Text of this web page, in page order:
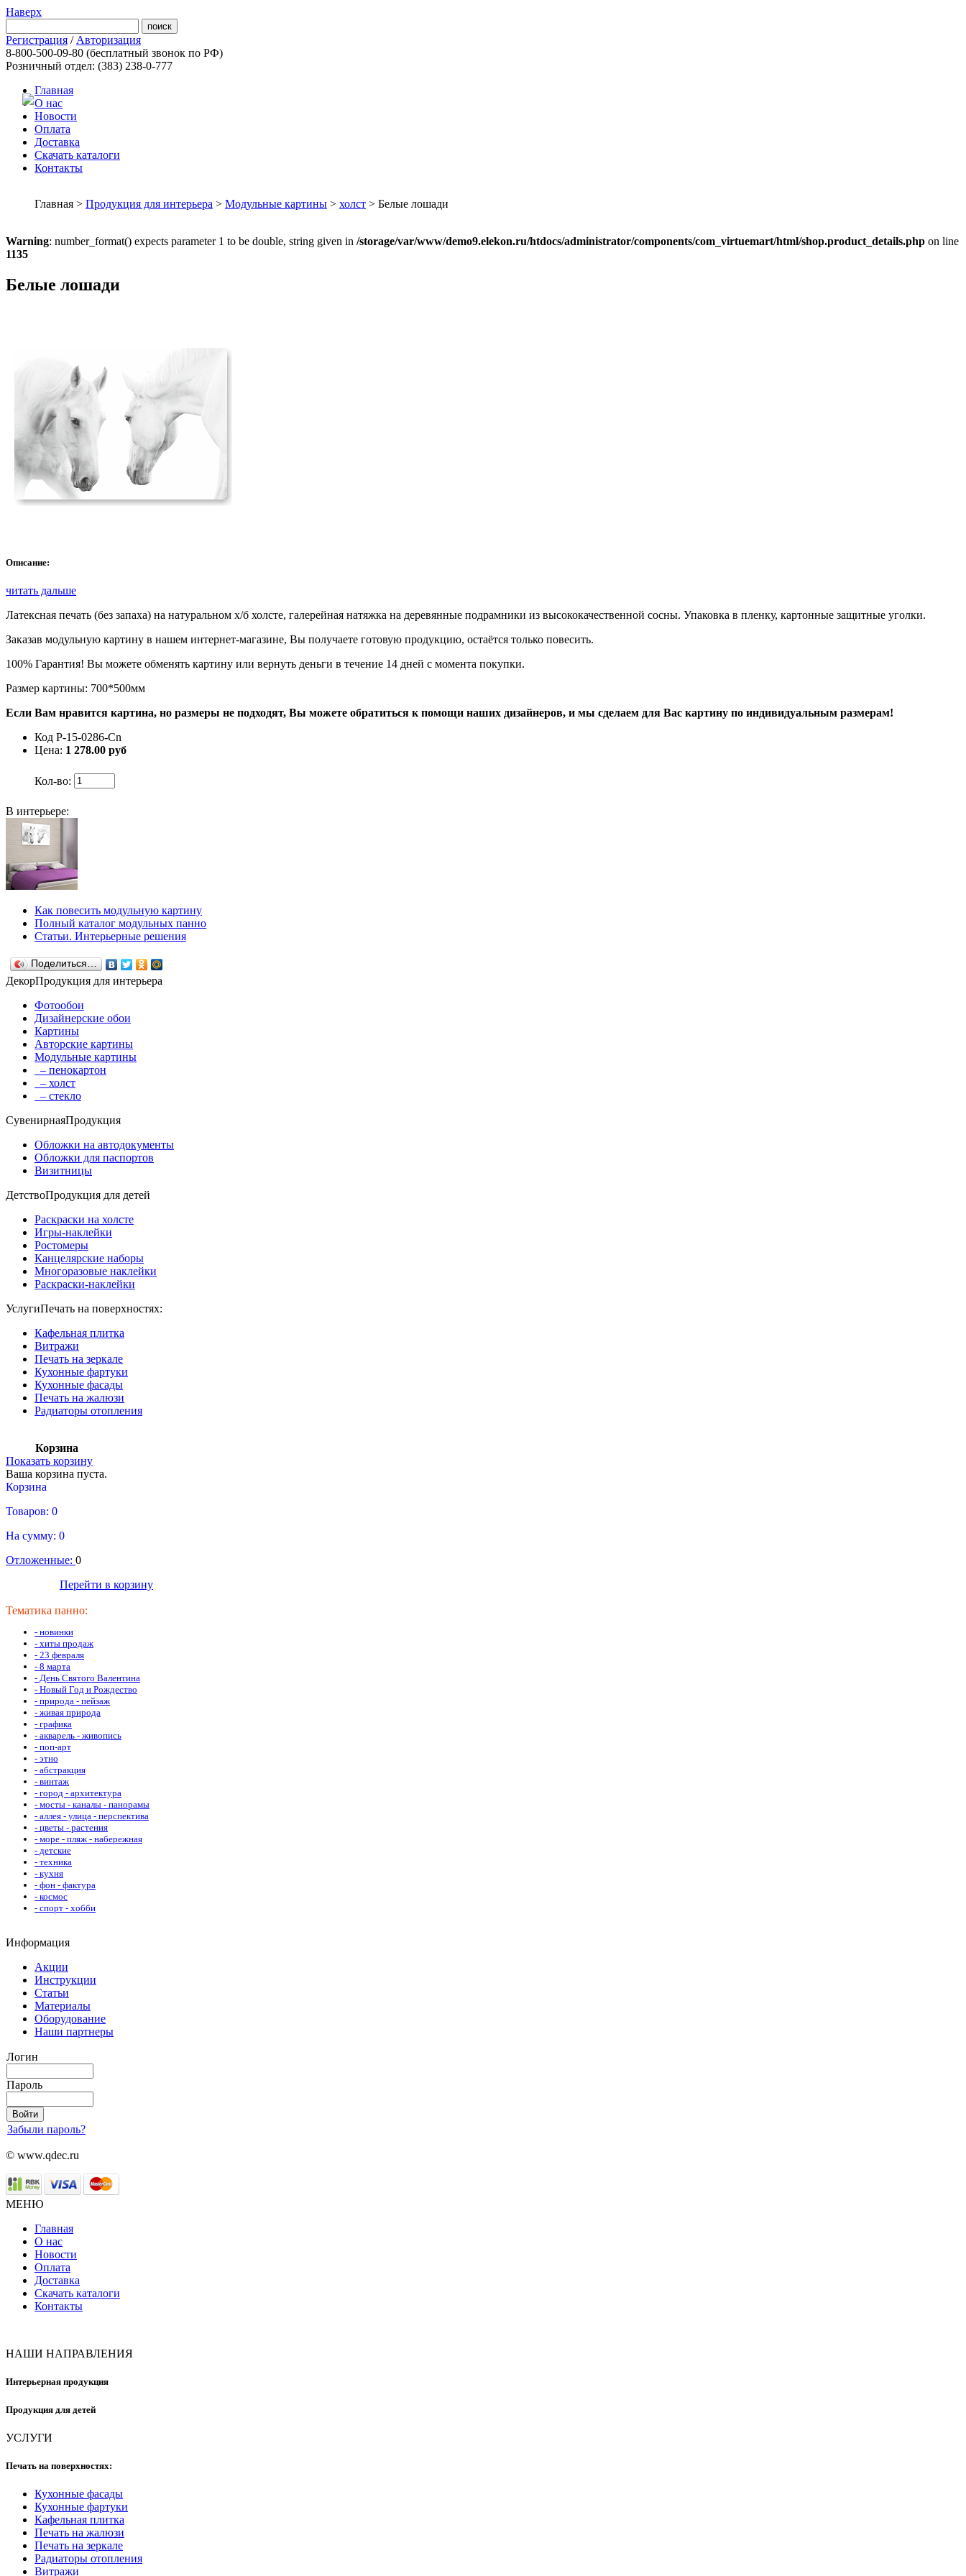
Наверх
Регистрация / Авторизация
8-800-500-09-80 (бесплатный звонок по РФ)
Розничный отдел: (383) 238-0-777
Главная
О нас
Новости
Оплата
Доставка
Скачать каталоги
Контакты
Главная > Продукция для интерьера > Модульные картины > холст > Белые лошади
Warning: number_format() expects parameter 1 to be double, string given in /storage/var/www/demo9.elekon.ru/htdocs/administrator/components/com_virtuemart/html/shop.product_details.php on line
1135
Белые лошади
Описание:
читать дальше
Латексная печать (без запаха) на натуральном х/б холсте, галерейная натяжка на деревянные подрамники из высококачественной сосны. Упаковка в пленку, картонные защитные уголки.
Заказав модульную картину в нашем интернет-магазине, Вы получаете готовую продукцию, остаётся только повесить.
100% Гарантия! Вы можете обменять картину или вернуть деньги в течение 14 дней с момента покупки.
Размер картины: 700*500мм
Если Вам нравится картина, но размеры не подходят, Вы можете обратиться к помощи наших дизайнеров, и мы сделаем для Вас картину по индивидуальным размерам!
Код P-15-0286-Cn
Цена: 1 278.00 руб
Кол-во:
В интерьере:
Как повесить модульную картину
Полный каталог модульных панно
Статьи. Интерьерные решения
Поделиться…
ДекорПродукция для интерьера
Фотообои
Дизайнерские обои
Картины
Авторские картины
Модульные картины
– пенокартон
– холст
– стекло
СувенирнаяПродукция
Обложки на автодокументы
Обложки для паспортов
Визитницы
ДетствоПродукция для детей
Раскраски на холсте
Игры-наклейки
Ростомеры
Канцелярские наборы
Многоразовые наклейки
Раскраски-наклейки
УслугиПечать на поверхностях:
Кафельная плитка
Витражи
Печать на зеркале
Кухонные фартуки
Кухонные фасады
Печать на жалюзи
Радиаторы отопления
Корзина
Показать корзину
Ваша корзина пуста.
Корзина
Товаров: 0
На сумму: 0
Отложенные: 0
Перейти в корзину
Тематика панно:
- новинки
- хиты продаж
- 23 февраля
- 8 марта
- День Святого Валентина
- Новый Год и Рождество
- природа - пейзаж
- живая природа
- графика
- акварель - живопись
- поп-арт
- этно
- абстракция
- винтаж
- город - архитектура
- мосты - каналы - панорамы
- аллея - улица - перспектива
- цветы - растения
- море - пляж - набережная
- детские
- техника
- кухня
- фон - фактура
- космос
- спорт - хобби
Информация
Акции
Инструкции
Статьи
Материалы
Оборудование
Наши партнеры
Логин
Пароль
Забыли пароль?
© www.qdec.ru
МЕНЮ
Главная
О нас
Новости
Оплата
Доставка
Скачать каталоги
Контакты
НАШИ НАПРАВЛЕНИЯ
Интерьерная продукция
Продукция для детей
УСЛУГИ
Печать на поверхностях:
Кухонные фасады
Кухонные фартуки
Кафельная плитка
Печать на жалюзи
Печать на зеркале
Радиаторы отопления
Витражи